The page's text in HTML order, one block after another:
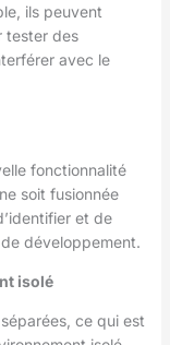
ils peuvent
tester des
avec le
fonctionnalité
soit fusionnée
et de
développement.
isolé
ce qui est